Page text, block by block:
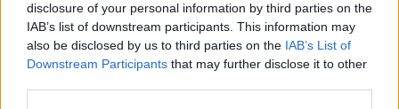
disclosure of your personal information by third parties on the
IAB’s list of downstream participants. This information may
also be disclosed by us to third parties on the IAB’s List of
Downstream Participants that may further disclose it to other
Du får tilgang til alt på Groruddalen.no – også eAvisen vår!
Husk å laste ned appen vår «Groruddalen» for best mulig
leseopplevelse.
Kjøp